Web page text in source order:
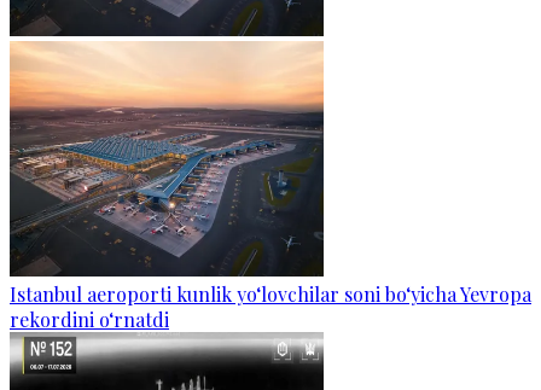
Istanbul aeroporti kunlik yo‘lovchilar soni bo‘yicha Yevropa
rekordini o‘rnatdi